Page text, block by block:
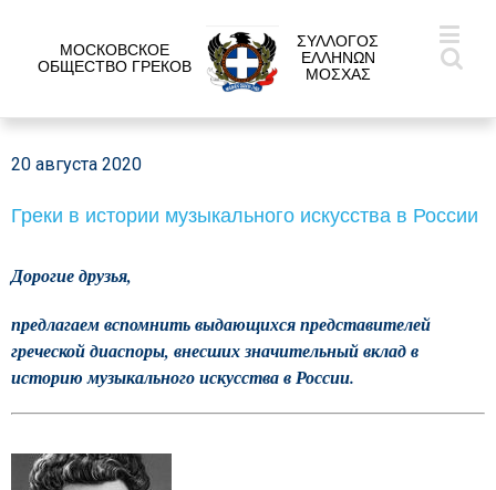
МОСКОВСКОЕ
ОБЩЕСТВО ГРЕКОВ
ΣΥΛΛΟΓΟΣ
ΕΛΛΗΝΩΝ
ΜΟΣΧΑΣ
20 августа 2020
Греки в истории музыкального искусства в России
Дорогие друзья,
предлагаем вспомнить выдающихся представителей
греческой диаспоры, внесших значительный вклад в
историю музыкального искусства в России.